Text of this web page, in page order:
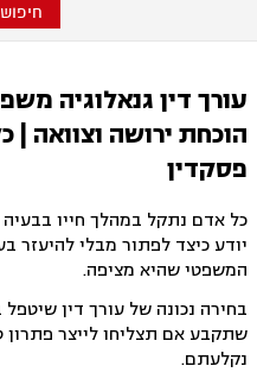
עורך דין גנאלוגיה
הוכחת ירושה וצוואה
פסקדין
כל אדם נתקל במהלך חייו
יודע כיצד לפתור מבלי להיעזר
המשפטי שהיא מציפה.
בחירה נכונה של עורך דין
שתקבע אם תצליחו לייצר פתרון
נקלעתם.